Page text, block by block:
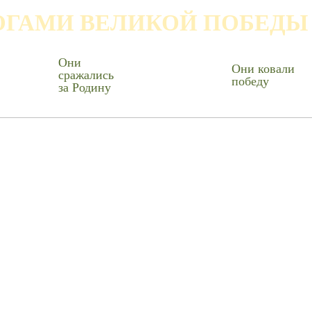
ВЕЛИКОЙ ПОБЕДЫ
Они
сражались
за Родину
Они ковали
победу